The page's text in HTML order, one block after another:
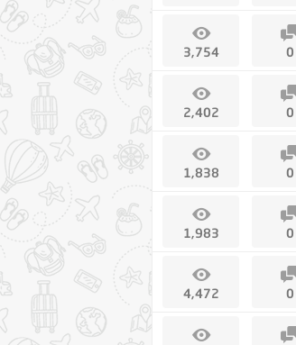
0
3,754
0
2,402
0
1,838
0
1,983
0
4,472